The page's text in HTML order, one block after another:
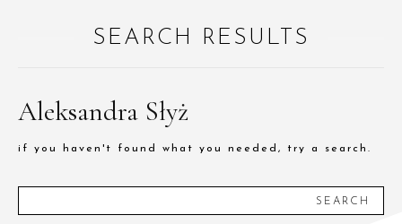
SEARCH RESULTS
Aleksandra Słyż
if you haven't found what you needed, try a search.
SEARCH